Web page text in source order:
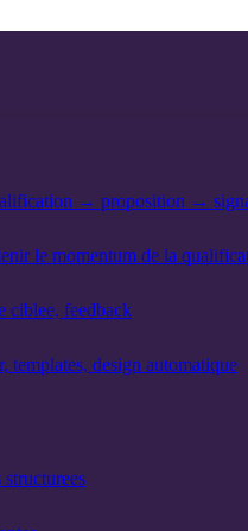
→ proposition →
le momentum de la
ciblee, feedback
templates, design automatique